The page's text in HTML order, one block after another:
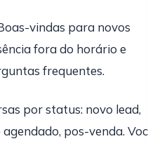
vindas para novos
fora do horário e
frequentes.
por status: novo lead,
pos-venda.